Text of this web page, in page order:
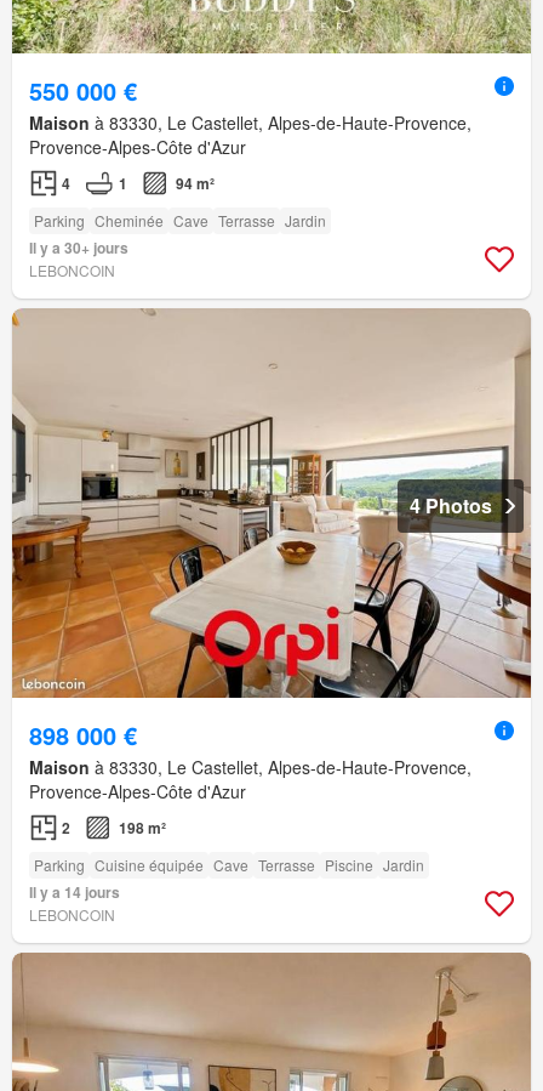
550 000 €
Maison à 83330, Le Castellet, Alpes-de-Haute-Provence,
Provence-Alpes-Côte d'Azur
4 1 94 m²
Parking Cheminée Cave Terrasse Jardin
Il y a 30+ jours
LEBONCOIN
4 Photos
898 000 €
Maison à 83330, Le Castellet, Alpes-de-Haute-Provence,
Provence-Alpes-Côte d'Azur
2 198 m²
Parking Cuisine équipée Cave Terrasse Piscine Jardin
Il y a 14 jours
LEBONCOIN